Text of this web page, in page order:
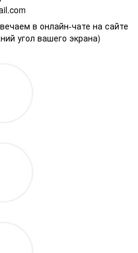
в онлайн-чате на сайте
угол вашего экрана)